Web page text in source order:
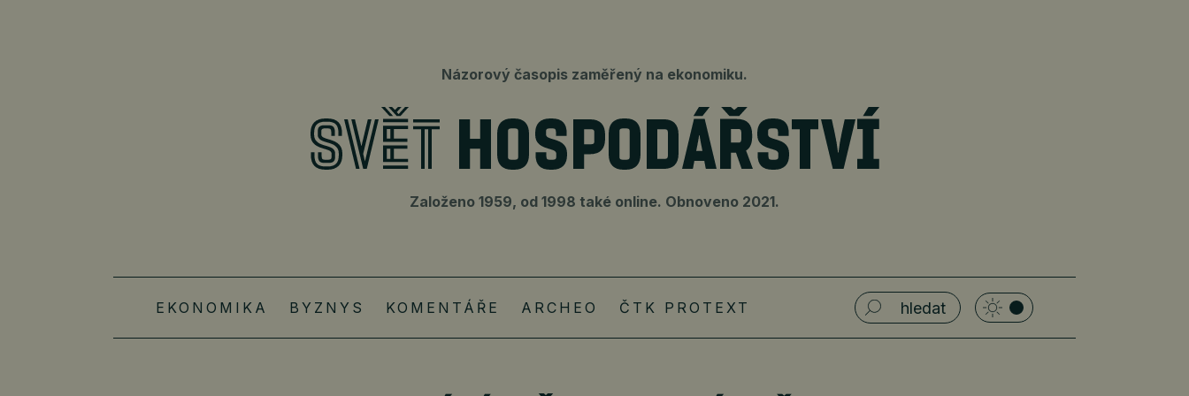
Názorový časopis zaměřený na ekonomiku.
Založeno 1959, od 1998 také online. Obnoveno 2021.
EKONOMIKA BYZNYS KOMENTÁŘE ARCHEO ČTK PROTEXT